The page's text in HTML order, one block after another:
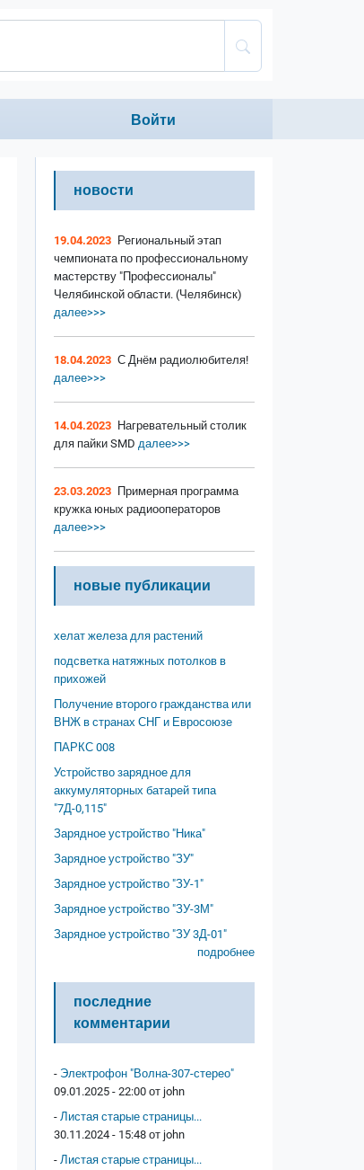
Anonumous menu
Войти
новости
19.04.2023 Региональный этап
чемпионата по профессиональному
мастерству "Профессионалы"
Челябинской области. (Челябинск)
далее>>>
18.04.2023 С Днём радиолюбителя!
далее>>>
14.04.2023 Нагревательный столик
для пайки SMD далее>>>
23.03.2023 Примерная программа
кружка юных радиооператоров
далее>>>
новые публикации
хелат железа для растений
подсветка натяжных потолков в
прихожей
Получение второго гражданства или
ВНЖ в странах СНГ и Евросоюзе
ПАРКС 008
Устройство зарядное для
аккумуляторных батарей типа
"7Д-0,115"
Зарядное устройство "Ника"
Зарядное устройство "ЗУ"
Зарядное устройство "ЗУ-1"
Зарядное устройство "ЗУ-3М"
Зарядное устройство "ЗУ 3Д-01"
подробнее
последние
комментарии
- Электрофон "Волна-307-стерео"
09.01.2025 - 22:00 от john
- Листая старые страницы...
30.11.2024 - 15:48 от john
- Листая старые страницы...